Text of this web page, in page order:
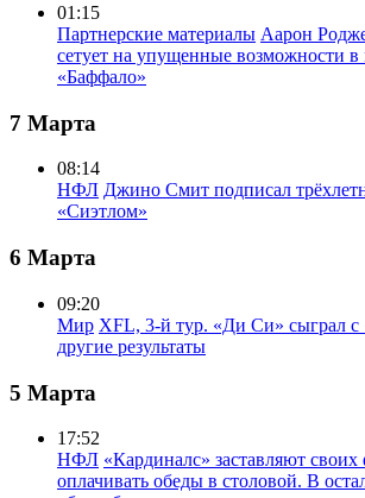
01:15
Партнерские материалы Аарон
сетует на упущенные возможности в
«Баффало»
7 Марта
08:14
НФЛ Джино Смит подписал
«Сиэтлом»
6 Марта
09:20
Мир XFL, 3-й тур. «Ди Си» сыграл
другие результаты
5 Марта
17:52
НФЛ «Кардиналс» заставляют своих
оплачивать обеды в столовой. В